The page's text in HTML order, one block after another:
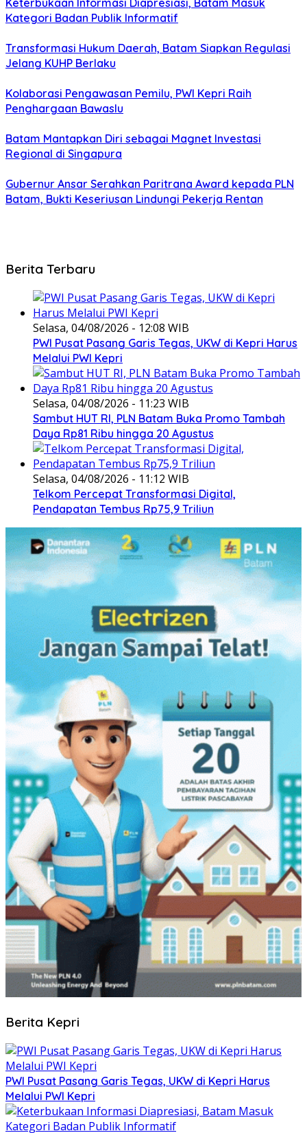
Keterbukaan Informasi Diapresiasi, Batam Masuk
Kategori Badan Publik Informatif
Transformasi Hukum Daerah, Batam Siapkan Regulasi
Jelang KUHP Berlaku
Kolaborasi Pengawasan Pemilu, PWI Kepri Raih
Penghargaan Bawaslu
Batam Mantapkan Diri sebagai Magnet Investasi
Regional di Singapura
Gubernur Ansar Serahkan Paritrana Award kepada PLN
Batam, Bukti Keseriusan Lindungi Pekerja Rentan
Berita Terbaru
Selasa, 04/08/2026 - 12:08 WIB
PWI Pusat Pasang Garis Tegas, UKW di Kepri Harus
Melalui PWI Kepri
Selasa, 04/08/2026 - 11:23 WIB
Sambut HUT RI, PLN Batam Buka Promo Tambah
Daya Rp81 Ribu hingga 20 Agustus
Selasa, 04/08/2026 - 11:12 WIB
Telkom Percepat Transformasi Digital,
Pendapatan Tembus Rp75,9 Triliun
Berita Kepri
PWI Pusat Pasang Garis Tegas, UKW di Kepri Harus
Melalui PWI Kepri